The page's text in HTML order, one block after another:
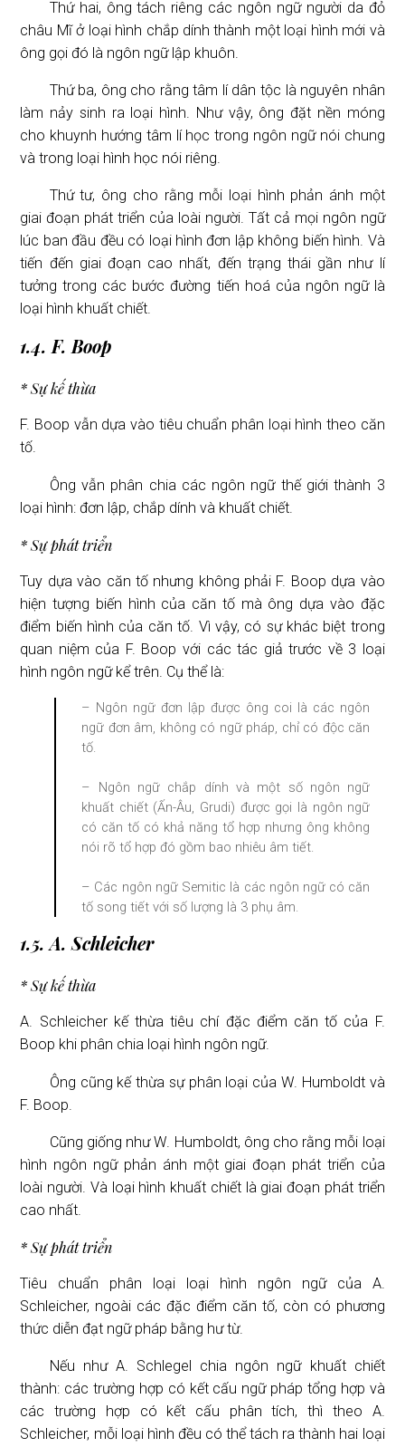
Thứ hai, ông tách riêng các ngôn ngữ người da đỏ
châu Mĩ ở loại hình chắp dính thành một loại hình mới và
ông gọi đó là ngôn ngữ lập khuôn.
Thứ ba, ông cho rằng tâm lí dân tộc là nguyên nhân
làm nảy sinh ra loại hình. Như vậy, ông đặt nền móng
cho khuynh hướng tâm lí học trong ngôn ngữ nói chung
và trong loại hình học nói riêng.
Thứ tư, ông cho rằng mỗi loại hình phản ánh một
giai đoạn phát triển của loài người. Tất cả mọi ngôn ngữ
lúc ban đầu đều có loại hình đơn lập không biến hình. Và
tiến đến giai đoạn cao nhất, đến trạng thái gần như lí
tưởng trong các bước đường tiến hoá của ngôn ngữ là
loại hình khuất chiết.
1.4. F. Boop
* Sự kế thừa
F. Boop vẫn dựa vào tiêu chuẩn phân loại hình theo căn
tố.
Ông vẫn phân chia các ngôn ngữ thế giới thành 3
loại hình: đơn lập, chắp dính và khuất chiết.
* Sự phát triển
Tuy dựa vào căn tố nhưng không phải F. Boop dựa vào
hiện tượng biến hình của căn tố mà ông dựa vào đặc
điểm biến hình của căn tố. Vì vậy, có sự khác biệt trong
quan niệm của F. Boop với các tác giả trước về 3 loại
hình ngôn ngữ kể trên. Cụ thể là:
– Ngôn ngữ đơn lập được ông coi là các ngôn
ngữ đơn âm, không có ngữ pháp, chỉ có độc căn
tố.
– Ngôn ngữ chắp dính và một số ngôn ngữ
khuất chiết (Ấn-Âu, Grudi) được gọi là ngôn ngữ
có căn tố có khả năng tổ hợp nhưng ông không
nói rõ tổ hợp đó gồm bao nhiêu âm tiết.
– Các ngôn ngữ Semitic là các ngôn ngữ có căn
tố song tiết với số lượng là 3 phụ âm.
1.5. A. Schleicher
* Sự kế thừa
A. Schleicher kế thừa tiêu chí đặc điểm căn tố của F.
Boop khi phân chia loại hình ngôn ngữ.
Ông cũng kế thừa sự phân loại của W. Humboldt và
F. Boop.
Cũng giống như W. Humboldt, ông cho rằng mỗi loại
hình ngôn ngữ phản ánh một giai đoạn phát triển của
loài người. Và loại hình khuất chiết là giai đoạn phát triển
cao nhất.
* Sự phát triển
Tiêu chuẩn phân loại loại hình ngôn ngữ của A.
Schleicher, ngoài các đặc điểm căn tố, còn có phương
thức diễn đạt ngữ pháp bằng hư từ.
Nếu như A. Schlegel chia ngôn ngữ khuất chiết
thành: các trường hợp có kết cấu ngữ pháp tổng hợp và
các trường hợp có kết cấu phân tích, thì theo A.
Schleicher, mỗi loại hình đều có thể tách ra thành hai loại